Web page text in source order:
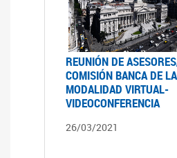
REUNIÓN DE
COMISIÓN BANCA DE
MODALIDAD VIRTUAL-
VIDEOCONFERENCIA
26/03/2021